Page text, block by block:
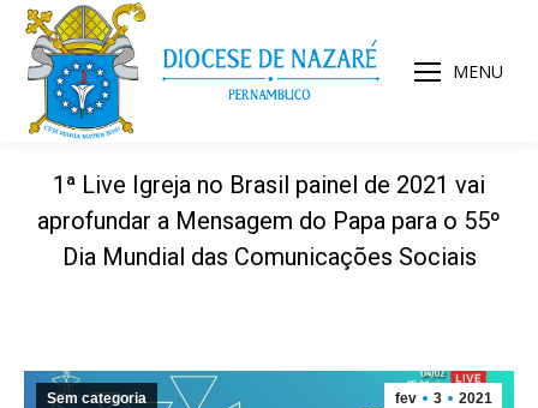
MENU
1ª Live Igreja no Brasil painel de 2021 vai
aprofundar a Mensagem do Papa para o 55º
Dia Mundial das Comunicações Sociais
fev 3 2021
Sem categoria